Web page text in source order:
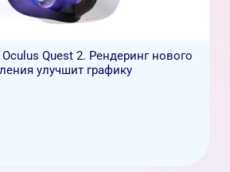
Quest 2. Рендеринг нового
улучшит графику